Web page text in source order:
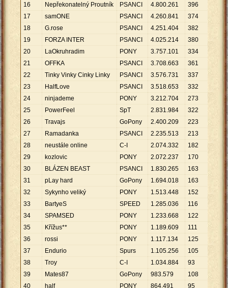
16
Nepřekonatelný Proutník PSANCI 4.800.261 396 12
17
samONE PSANCI 4.260.841 374
18
G.rose PSANCI 4.251.404 382
19
FORZA INTER PSANCI 4.025.214 380
20
LaOkruhradim PONY 3.757.101 334
21
OFFKA PSANCI 3.708.663 361
22
Tinky Vinky Cinky Linky PSANCI 3.576.731 337 10
23
HalfLove PSANCI 3.518.653 332
24
ninjademe PONY 3.212.704 273
25
PowerFeel SpT 2.831.984 322 8
26
Travajs GoPony 2.400.209 223
27
Ramadanka PSANCI 2.235.513 213
28
neustále online C-I 2.074.332 182
29
kozlovic PONY 2.072.237 170
30
BLÁZEN BEAST PSANCI 1.830.265 163
31
pLay hard GoPony 1.694.018 163
32
Sykynho veliký PONY 1.513.448 152
33
BartyeS SPEED 1.285.036 116
34
SPAMSED PONY 1.233.668 122
35
Křížus** PONY 1.189.609 111 10
36
rossi PONY 1.117.134 125
37
Endurio Spurs 1.105.256 105
38
Troy C-I 1.034.884 93 11
39
Mates87 GoPony 983.579 108
40
half PONY 864.491 95 9